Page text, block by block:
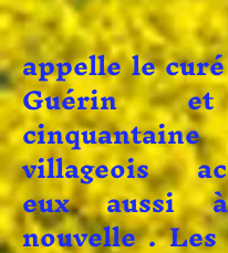
appelle le
Guérin
villageois
eux aussi
nouvelle .